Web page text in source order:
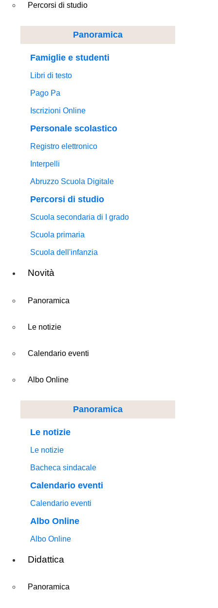
Percorsi di studio
Panoramica
Famiglie e studenti
Libri di testo
Pago Pa
Iscrizioni Online
Personale scolastico
Registro elettronico
Interpelli
Abruzzo Scuola Digitale
Percorsi di studio
Scuola secondaria di I grado
Scuola primaria
Scuola dell'infanzia
Novità
Panoramica
Le notizie
Calendario eventi
Albo Online
Panoramica
Le notizie
Le notizie
Bacheca sindacale
Calendario eventi
Calendario eventi
Albo Online
Albo Online
Didattica
Panoramica